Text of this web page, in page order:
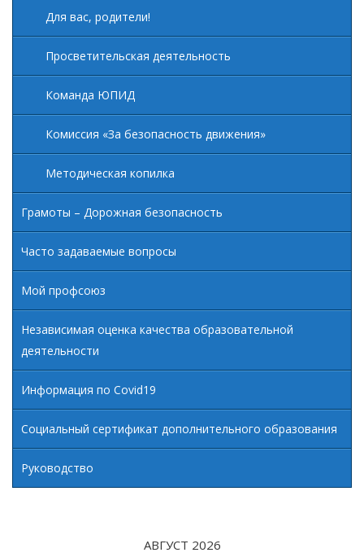
Для вас, родители!
Просветительская деятельность
Команда ЮПИД
Комиссия «За безопасность движения»
Методическая копилка
Грамоты – Дорожная безопасность
Часто задаваемые вопросы
Мой профсоюз
Независимая оценка качества образовательной
деятельности
Информация по Covid19
Социальный сертификат дополнительного образования
Руководство
АВГУСТ 2026